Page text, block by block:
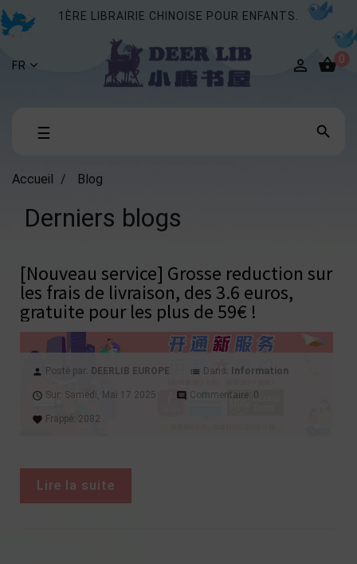
1ÈRE LIBRAIRIE CHINOISE POUR ENFANTS.
FR  0
Basculer
☰ 
Accueil Blog
Derniers blogs
[Nouveau service] Grosse reduction sur
les frais de livraison, des 3.6 euros,
gratuite pour les plus de 59€ !
person Posté par: DEERLIB EUROPE list Dans: Information
access_time Sur: Samedi, Mai 17 2025 comment Commentaire: 0
favorite Frappé: 2082
Lire la suite